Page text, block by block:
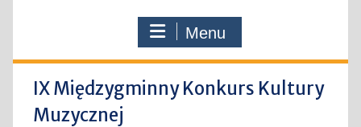
Menu
IX Międzygminny Konkurs Kultury
Muzycznej